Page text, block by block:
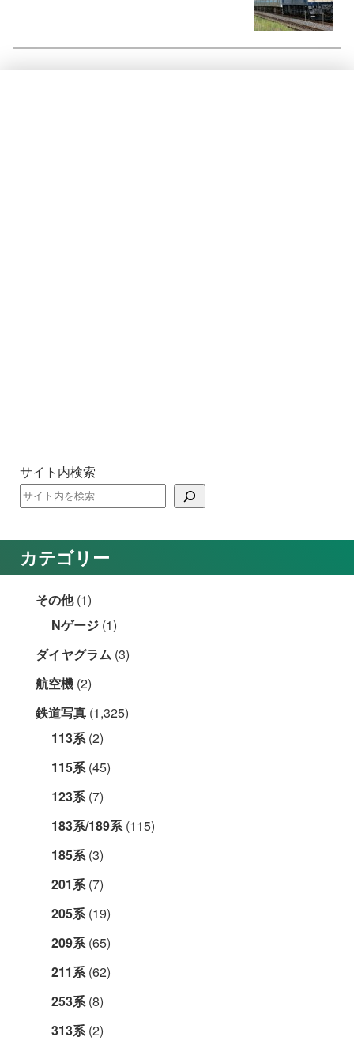
サイト内検索
カテゴリー
その他(1)
Nゲージ (1)
ダイヤグラム (3)
航空機 (2)
鉄道写真 (1,325)
113系(2)
115系(45)
123系(7)
183系/189系(115)
185系(3)
201系(7)
205系(19)
209系(65)
211系(62)
253系(8)
313系(2)